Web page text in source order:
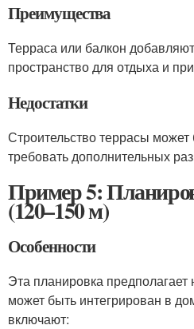
Преимущества
Терраса или балкон
пространство для отдыха и
Недостатки
Строительство террасы
требовать дополнительных
Пример 5:
(120–150 м)
Особенности
Эта планировка
может быть интегрирован в
включают: